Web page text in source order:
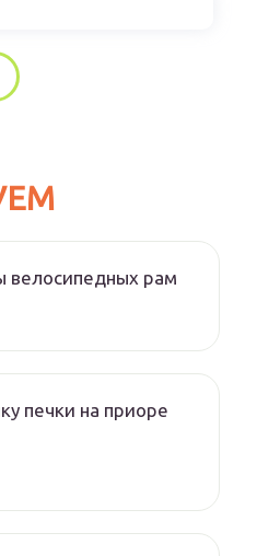
велосипедных рам
печки на приоре